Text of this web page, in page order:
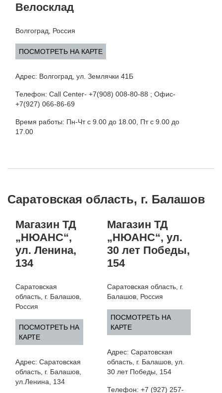
Велосклад
Волгоград, Россия
ПОСМОТРЕТЬ НА КАРТЕ
Адрес: Волгоград, ул. Землячки 41Б
Телефон: Call Center- +7(908) 008-80-88 ; Офис-
+7(927) 066-86-69
Время работы: Пн-Чт с 9.00 до 18.00, Пт с 9.00 до
17.00
Саратовская область, г. Балашов
Магазин ТД
„НЮАНС“,
ул. Ленина,
134
Саратовская
область, г. Балашов,
Россия
ПОСМОТРЕТЬ НА
КАРТЕ
Адрес: Саратовская
область, г. Балашов,
ул.Ленина, 134
Магазин ТД
„НЮАНС“, ул.
30 лет Победы,
154
Саратовская область, г.
Балашов, Россия
ПОСМОТРЕТЬ НА
КАРТЕ
Адрес: Саратовская
область, г. Балашов, ул.
30 лет Победы, 154
Телефон: +7 (927) 257-